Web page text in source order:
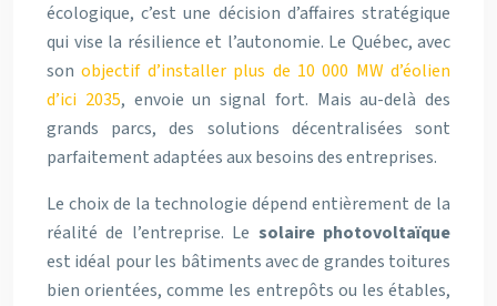
écologique, c’est une décision d’affaires stratégique
qui vise la résilience et l’autonomie. Le Québec, avec
sonobjectif d’installer plus de 10 000 MW d’éolien
d’ici 2035, envoie un signal fort. Mais au-delà des
grands parcs, des solutions décentralisées sont
parfaitement adaptées aux besoins des entreprises.
Le choix de la technologie dépend entièrement de la
réalité de l’entreprise. Le solaire photovoltaïque
est idéal pour les bâtiments avec de grandes toitures
bien orientées, comme les entrepôts ou les étables,